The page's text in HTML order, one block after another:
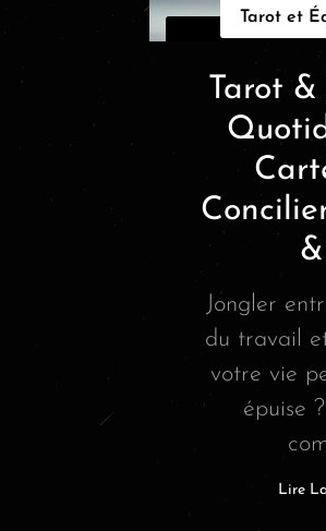
Tarot et
Tarot
Jongler
du travail
votre vie
épuise
Lire